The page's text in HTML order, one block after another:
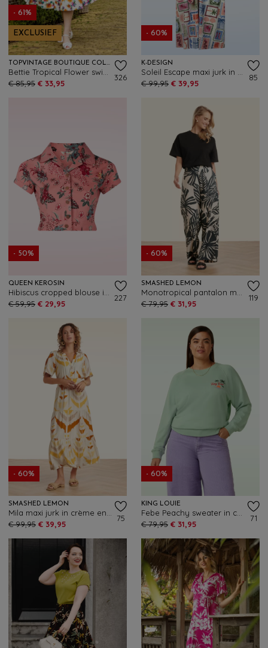
- 61%
EXCLUSIEF
TOPVINTAGE BOUTIQUE COLLECTION
€ 85,95 € 33,95
326
- 60%
K-DESIGN
€ 99,95 € 39,95
85
- 50%
QUEEN KEROSIN
€ 59,95 € 29,95
227
- 60%
SMASHED LEMON
€ 79,95 € 31,95
119
- 60%
SMASHED LEMON
€ 99,95 € 39,95
75
- 60%
KING LOUIE
€ 79,95 € 31,95
71